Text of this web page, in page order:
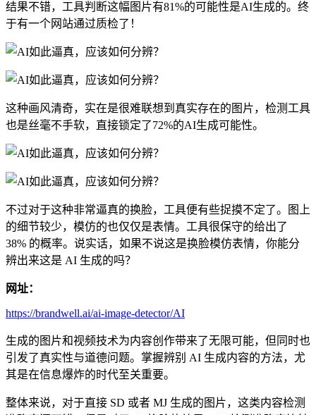
结果不错，工具判断这幅图片有81%的可能性是AI生成的。终
于有一个网站通过质检了！
这种画风清奇，实在是很难联想到真实存在的图片，检测工具
也是丝毫不手软，直接锁定了72%的AI生成可能性。
不过对于这种非常逼真的换脸，工具便有些捉摸不定了。图上
的细节较少，模仿的也仅仅是表情。工具很保守的给出了
38% 的概率。说实话，如果不说这是换脸模仿表情，你能分
辨出来这是 AI 生成的吗？
网址：
https://brandwell.ai/ai-image-detector/AI
生成的图片和视频技术为内容创作带来了无限可能，但同时也
引发了真实性与道德问题。掌握辨别 AI 生成内容的方法，尤
其是在信息爆炸的时代至关重要。
整体来说，对于直接 SD 或者 MJ 生成的图片，这类内容检测